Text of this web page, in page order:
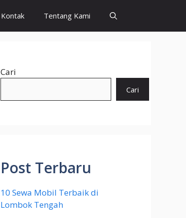
Kontak Tentang Kami
Cari
Cari
Post Terbaru
10 Sewa Mobil Terbaik di
Lombok Tengah